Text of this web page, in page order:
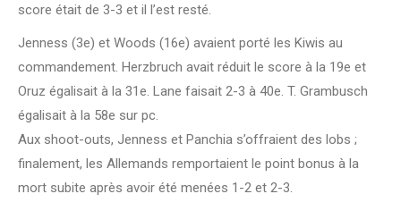
score était de 3-3 et il l’est resté.
Jenness (3e) et Woods (16e) avaient porté les Kiwis au
commandement. Herzbruch avait réduit le score à la 19e et
Oruz égalisait à la 31e. Lane faisait 2-3 à 40e. T. Grambusch
égalisait à la 58e sur pc.
Aux shoot-outs, Jenness et Panchia s’offraient des lobs ;
finalement, les Allemands remportaient le point bonus à la
mort subite après avoir été menées 1-2 et 2-3.